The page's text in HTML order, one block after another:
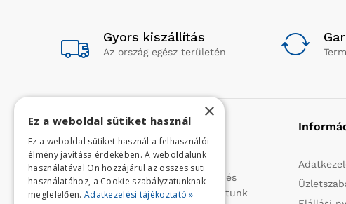
Gyors kiszállítás
Az ország egész területén
Rólunk
Profilunk a mezőgazdasági, kerti
kisgépek és egyéb iparcikkek kis- és
nagykereskedelme. 1991 óta folytatunk
×
Ez a weboldal sütiket használ
Ez a weboldal sütiket használ a felhasználói
élmény javítása érdekében. A weboldalunk
használatával Ön hozzájárul az összes süti
használatához, a Cookie szabályzatunknak
megfelelően. Adatkezelési tájékoztató »